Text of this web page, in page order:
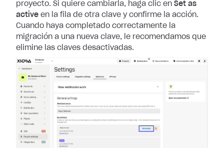
proyecto. Si quiere cambiarla, haga clic en Set as
active en la fila de otra clave y confirme la acción.
Cuando haya completado correctamente la
migración a una nueva clave, le recomendamos que
elimine las claves desactivadas.